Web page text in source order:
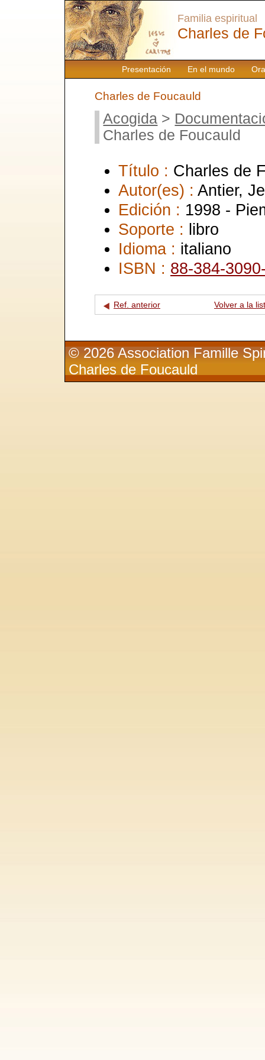
Presentación En el mundo
Familia espiritual
Charles de
Charles de Foucauld
Acogida >
Charles de Foucauld
Título : Charles de
Autor(es) : Antier,
Edición : 1998 -
Soporte : libro
Idioma : italiano
ISBN : 88-384-
Ref. anterior Volver a la
© 2026 Association Famille
Charles de Foucauld